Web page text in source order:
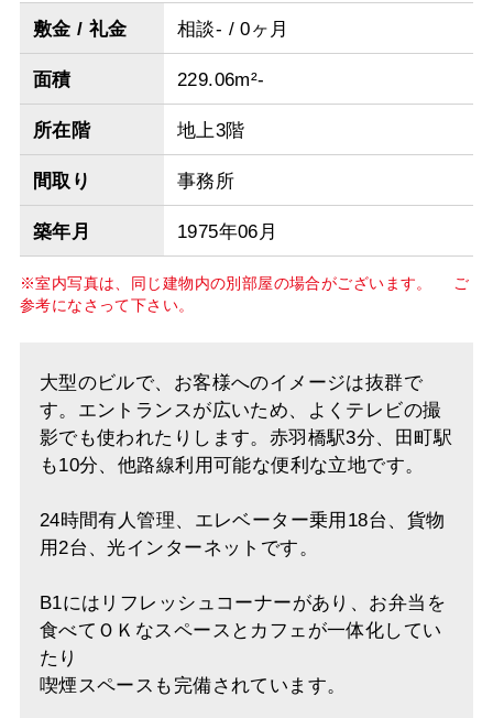
敷金 / 礼金 相談- / 0ヶ月
面積 229.06m²-
所在階 地上3階
間取り 事務所
築年月 1975年06月
※室内写真は、同じ建物内の別部屋の場合がございます。 ご
参考になさって下さい。
大型のビルで、お客様へのイメージは抜群で
す。エントランスが広いため、よくテレビの撮
影でも使われたりします。赤羽橋駅3分、田町駅
も10分、他路線利用可能な便利な立地です。
24時間有人管理、エレベーター乗用18台、貨物
用2台、光インターネットです。
B1にはリフレッシュコーナーがあり、お弁当を
食べてＯＫなスペースとカフェが一体化してい
たり
喫煙スペースも完備されています。